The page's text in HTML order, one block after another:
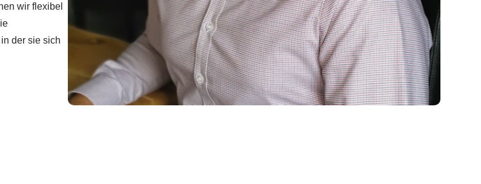
wir flexibel
der sie sich